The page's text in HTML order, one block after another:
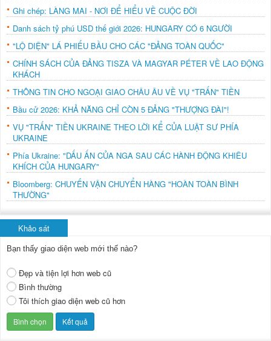
Ghi chép: LÀNG MAI - NƠI ĐỂ HIỂU VỀ CUỘC ĐỜI
Danh sách tỷ phú USD thế giới 2026: HUNGARY CÓ 6 NGƯỜI
"LỘ DIỆN" LÁ PHIẾU BẦU CHO CÁC "ĐẢNG TOÀN QUỐC"
CHÍNH SÁCH CỦA ĐẢNG TISZA VÀ MAGYAR PÉTER VỀ LAO ĐỘNG
KHÁCH
THÔNG TIN CHO NGOẠI GIAO CHÂU ÂU VỀ VỤ "TRẤN" TIỀN
Bầu cử 2026: KHẢ NĂNG CHỈ CÒN 5 ĐẢNG "THƯỢNG ĐÀI"!
VỤ "TRẤN" TIỀN UKRAINE THEO LỜI KỂ CỦA LUẬT SƯ PHÍA
UKRAINE
Phía Ukraine: "DẤU ẤN CỦA NGA SAU CÁC HÀNH ĐỘNG KHIÊU
KHÍCH CỦA HUNGARY"
Bloomberg: CHUYẾN VẬN CHUYỂN HÀNG "HOÀN TOÀN BÌNH
THƯỜNG"
Khảo sát
Bạn thấy giao diện web mới thế nào?
Đẹp và tiện lợi hơn web cũ
Bình thường
Tôi thích giao diện web cũ hơn